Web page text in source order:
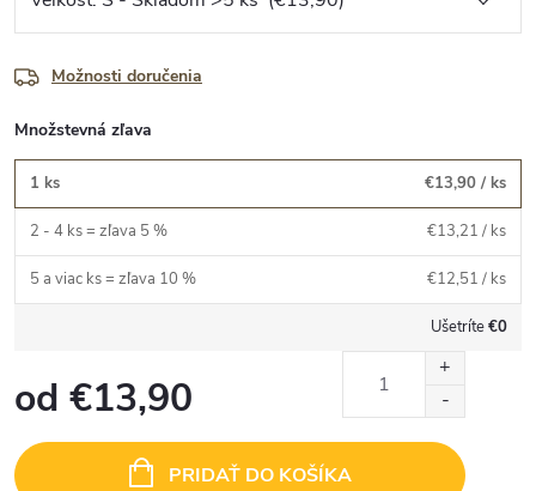
Možnosti doručenia
Množstevná zľava
1 ks €13,90 / ks
2 - 4 ks = zľava 5 % €13,21 / ks
5 a viac ks = zľava 10 % €12,51 / ks
Ušetríte€0
od €13,90
cena:
PRIDAŤ DO KOŠÍKA